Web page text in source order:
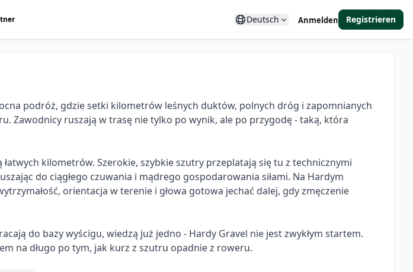
Deutsch Anmelden Registrieren
podróż, gdzie setki kilometrów leśnych duktów, polnych dróg i zapomnianych
Zawodnicy ruszają w trasę nie tylko po wynik, ale po przygodę - taką, która
kilometrów. Szerokie, szybkie szutry przeplatają się tu z technicznymi
do ciągłego czuwania i mądrego gospodarowania siłami. Na Hardym
orientacja w terenie i głowa gotowa jechać dalej, gdy zmęczenie
do bazy wyścigu, wiedzą już jedno - Hardy Gravel nie jest zwykłym startem.